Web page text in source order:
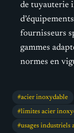
de tuyauterie
fournisseurs
gammes
normes en
acier inoxydable
limites acier
usages industriels